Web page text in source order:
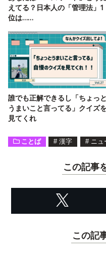
えてる？日本人の「管理法」1
位は……
誰でも正解できるし「ちょっと
うまいこと言ってる」クイズ
見てくれ
ことば # 漢字 # ニュ
この記事
この記